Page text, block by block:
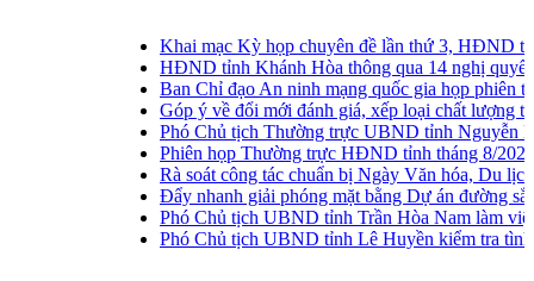
Khai mạc Kỳ họp chuyên đề lần thứ 3, HĐND
HĐND tỉnh Khánh Hòa thông qua 14 nghị quyết
Ban Chỉ đạo An ninh mạng quốc gia họp phiên
Góp ý về đổi mới đánh giá, xếp loại chất lượng tập
Phó Chủ tịch Thường trực UBND tỉnh Nguyễn
Phiên họp Thường trực HĐND tỉnh tháng 8/2026
Rà soát công tác chuẩn bị Ngày Văn hóa, Du lịch
Đẩy nhanh giải phóng mặt bằng Dự án đường sắt
Phó Chủ tịch UBND tỉnh Trần Hòa Nam làm
Phó Chủ tịch UBND tỉnh Lê Huyền kiểm tra tình